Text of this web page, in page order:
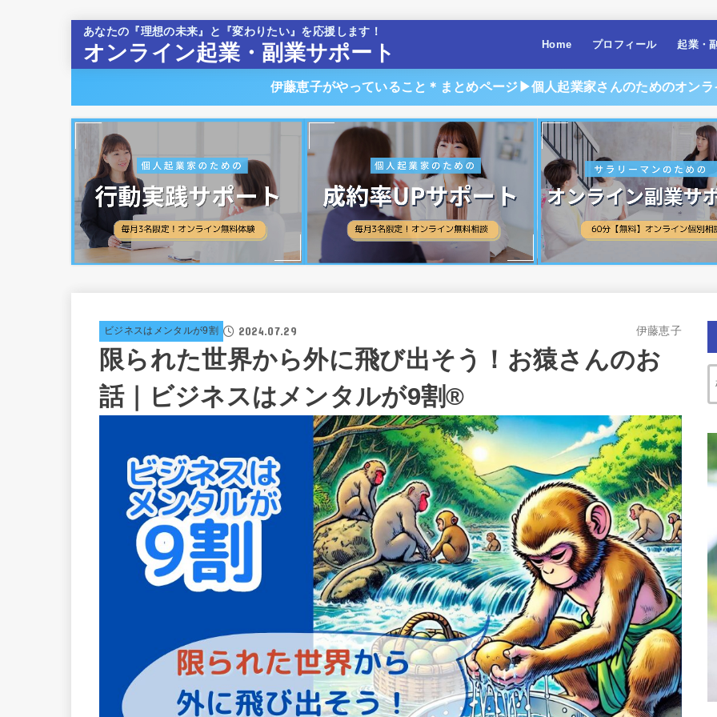
あなたの『理想の未来』と『変わりたい』を応援します！
オンライン起業・副業サポート Home プロフィール 起業・
伊藤恵子がやっていること＊まとめページ▶︎個人起業家さんのためのオン
ビジネスはメンタルが9割 2024.07.29 伊藤恵子
限られた世界から外に飛び出そう！お猿さんのお
話｜ビジネスはメンタルが9割®︎